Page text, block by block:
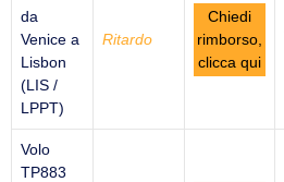
da
Venice a
Lisbon
(LIS /
LPPT)
Ritardo
Chiedi
rimborso,
clicca qui
Volo
TP883